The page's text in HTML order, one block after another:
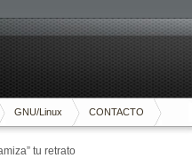
GNU/Linux CONTACTO
tu retrato